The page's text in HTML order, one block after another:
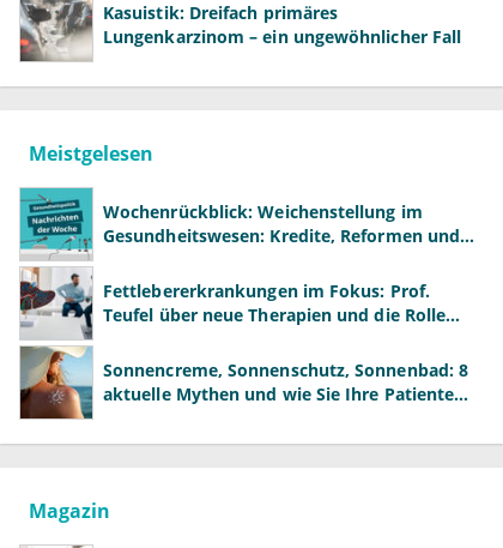
Kasuistik: Dreifach primäres
Lungenkarzinom – ein ungewöhnlicher Fall
Meistgelesen
Wochenrückblick: Weichenstellung im
Gesundheitswesen: Kredite, Reformen und
Fettlebererkrankungen im Fokus: Prof.
Teufel über neue Therapien und die Rolle
Sonnencreme, Sonnenschutz, Sonnenbad: 8
aktuelle Mythen und wie Sie Ihre Patienten
Magazin